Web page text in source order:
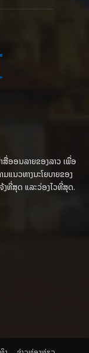
ສື່ອອນລາຍຂອງລາວ ເພື່ອ
ແນວທາງນະໂຍບາຍຂອງ
ທີ່ສຸດ ແລະວ່ອງໄວທີ່ສຸດ.